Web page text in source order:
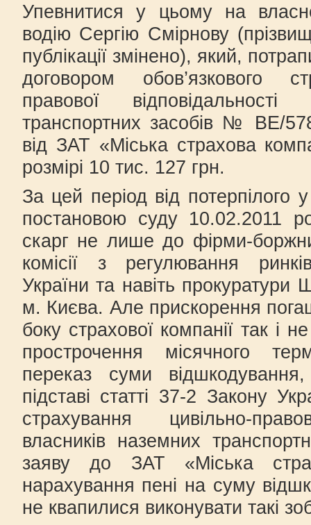
Упевнитися у цьому на
водію Сергію Смірнову
публікації змінено), який,
договором обов’язкового
правової
транспортних засобів № ВЕ/
від ЗАТ «Міська страхова
розмірі 10 тис. 127 грн.
За цей період від
постановою суду 10.02.2011
скарг не лише до фірми-
комісії з регулювання
України та навіть прокуратури
м. Києва. Але прискорення
боку страхової компанії так і
прострочення місячного
переказ суми
підставі статті 37-2 Закону
страхування цивільно-
власників наземних
заяву до ЗАТ «Міська
нарахування пені на суму
не квапилися виконувати такі